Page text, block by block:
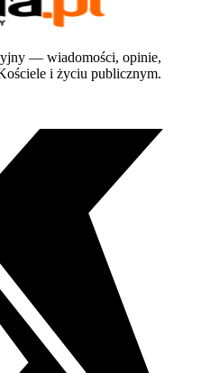
— wiadomości, opinie,
i życiu publicznym.